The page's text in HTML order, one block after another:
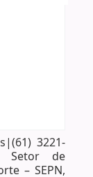
3221-
Setor de
– SEPN,